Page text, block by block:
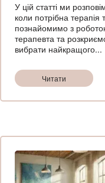
У цій статті ми
коли потрібна терапія
познайомимо з
терапевта та
вибрати найкращого...
Читати